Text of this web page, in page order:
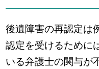
後遺障害の再認定は
認定を受けるために
いる弁護士の関与が